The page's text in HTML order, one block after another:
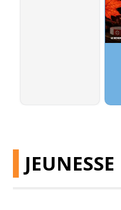
JEUNESSE